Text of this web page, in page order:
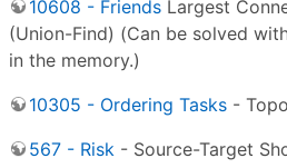
10608 - Friends Largest
(Union-Find) (Can be solved
in the memory.)
10305 - Ordering Tasks -
567 - Risk - Source-Target